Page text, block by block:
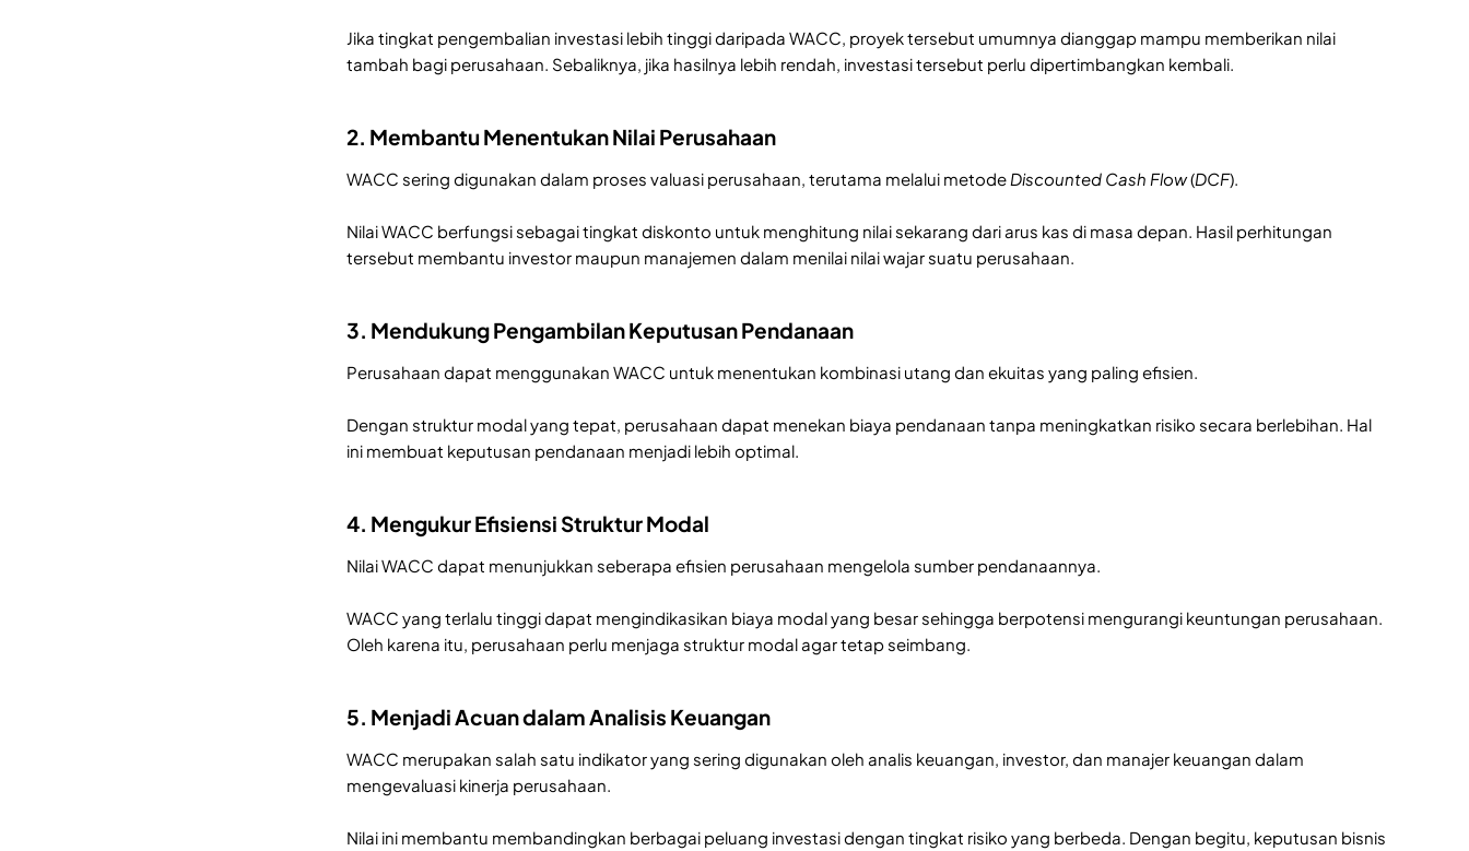
Jika tingkat pengembalian investasi lebih tinggi daripada WACC, proyek tersebut umumnya dianggap mampu memberikan nilai
tambah bagi perusahaan. Sebaliknya, jika hasilnya lebih rendah, investasi tersebut perlu dipertimbangkan kembali.
2. Membantu Menentukan Nilai Perusahaan
WACC sering digunakan dalam proses valuasi perusahaan, terutama melalui metode Discounted Cash Flow(DCF).
Nilai WACC berfungsi sebagai tingkat diskonto untuk menghitung nilai sekarang dari arus kas di masa depan. Hasil perhitungan
tersebut membantu investor maupun manajemen dalam menilai nilai wajar suatu perusahaan.
3. Mendukung Pengambilan Keputusan Pendanaan
Perusahaan dapat menggunakan WACC untuk menentukan kombinasi utang dan ekuitas yang paling efisien.
Dengan struktur modal yang tepat, perusahaan dapat menekan biaya pendanaan tanpa meningkatkan risiko secara berlebihan. Hal
ini membuat keputusan pendanaan menjadi lebih optimal.
4. Mengukur Efisiensi Struktur Modal
Nilai WACC dapat menunjukkan seberapa efisien perusahaan mengelola sumber pendanaannya.
WACC yang terlalu tinggi dapat mengindikasikan biaya modal yang besar sehingga berpotensi mengurangi keuntungan perusahaan.
Oleh karena itu, perusahaan perlu menjaga struktur modal agar tetap seimbang.
5. Menjadi Acuan dalam Analisis Keuangan
WACC merupakan salah satu indikator yang sering digunakan oleh analis keuangan, investor, dan manajer keuangan dalam
mengevaluasi kinerja perusahaan.
Nilai ini membantu membandingkan berbagai peluang investasi dengan tingkat risiko yang berbeda. Dengan begitu, keputusan bisnis